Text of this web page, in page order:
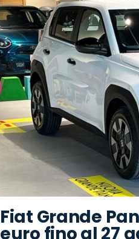
Fiat Grande
euro fino al 27